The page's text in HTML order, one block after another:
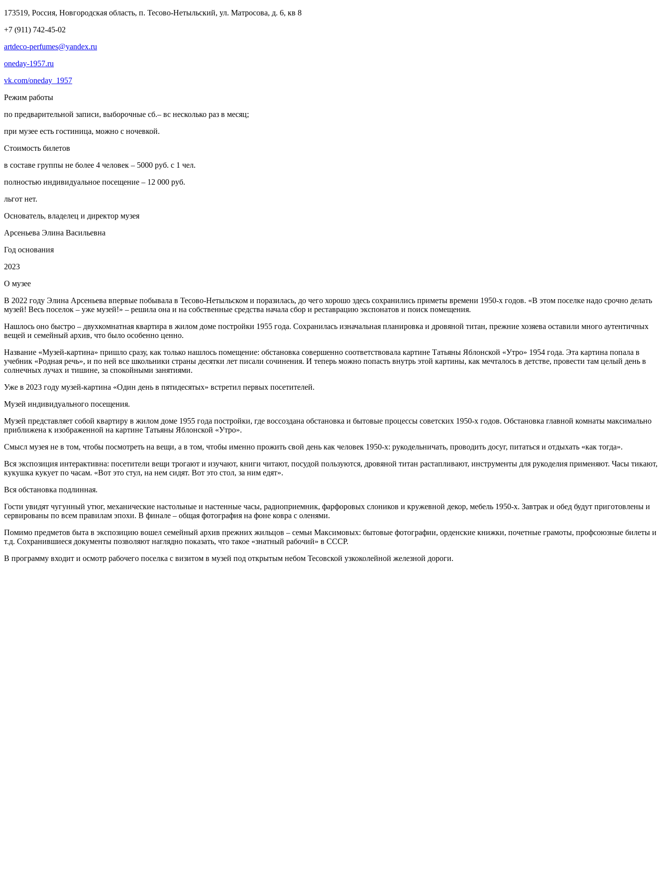
173519, Россия, Новгородская область, п. Тесово-Нетыльский, ул. Матросова, д. 6, кв 8
+7 (911) 742-45-02
artdeco-perfumes@yandex.ru
oneday-1957.ru
vk.com/oneday_1957
Режим работы
по предварительной записи, выборочные сб.– вс несколько раз в месяц;
при музее есть гостиница, можно с ночевкой.
Стоимость билетов
в составе группы не более 4 человек – 5000 руб. с 1 чел.
полностью индивидуальное посещение – 12 000 руб.
льгот нет.
Основатель, владелец и директор музея
Арсеньева Элина Васильевна
Год основания
2023
О музее
В 2022 году Элина Арсеньева впервые побывала в Тесово-Нетыльском и поразилась, до чего хорошо здесь сохранились приметы времени 1950-х годов. «В этом поселке надо срочно делать
музей! Весь поселок – уже музей!» – решила она и на собственные средства начала сбор и реставрацию экспонатов и поиск помещения.
Нашлось оно быстро – двухкомнатная квартира в жилом доме постройки 1955 года. Сохранилась изначальная планировка и дровяной титан, прежние хозяева оставили много аутентичных
вещей и семейный архив, что было особенно ценно.
Название «Музей-картина» пришло сразу, как только нашлось помещение: обстановка совершенно соответствовала картине Татьяны Яблонской «Утро» 1954 года. Эта картина попала в
учебник «Родная речь», и по ней все школьники страны десятки лет писали сочинения. И теперь можно попасть внутрь этой картины, как мечталось в детстве, провести там целый день в
солнечных лучах и тишине, за спокойными занятиями.
Уже в 2023 году музей-картина «Один день в пятидесятых» встретил первых посетителей.
Музей индивидуального посещения.
Музей представляет собой квартиру в жилом доме 1955 года постройки, где воссоздана обстановка и бытовые процессы советских 1950-х годов. Обстановка главной комнаты максимально
приближена к изображенной на картине Татьяны Яблонской «Утро».
Смысл музея не в том, чтобы посмотреть на вещи, а в том, чтобы именно прожить свой день как человек 1950-х: рукодельничать, проводить досуг, питаться и отдыхать «как тогда».
Вся экспозиция интерактивна: посетители вещи трогают и изучают, книги читают, посудой пользуются, дровяной титан растапливают, инструменты для рукоделия применяют. Часы тикают,
кукушка кукует по часам. «Вот это стул, на нем сидят. Вот это стол, за ним едят».
Вся обстановка подлинная.
Гости увидят чугунный утюг, механические настольные и настенные часы, радиоприемник, фарфоровых слоников и кружевной декор, мебель 1950-х. Завтрак и обед будут приготовлены и
сервированы по всем правилам эпохи. В финале – общая фотография на фоне ковра с оленями.
Помимо предметов быта в экспозицию вошел семейный архив прежних жильцов – семьи Максимовых: бытовые фотографии, орденские книжки, почетные грамоты, профсоюзные билеты и
т.д. Сохранившиеся документы позволяют наглядно показать, что такое «знатный рабочий» в СССР.
В программу входит и осмотр рабочего поселка с визитом в музей под открытым небом Тесовской узкоколейной железной дороги.